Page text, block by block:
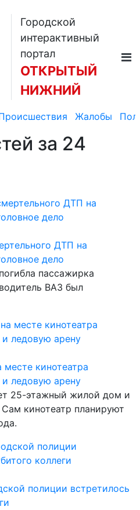
Городской
интерактивный
портал
ОТКРЫТЫЙ
НИЖНИЙ
Жалобы
за 24
ДТП на
дело
пассажирка
ВАЗ был
кинотеатра
ледовую арену
25-этажный жилой дом и
кинотеатр планируют
полиции встретилось